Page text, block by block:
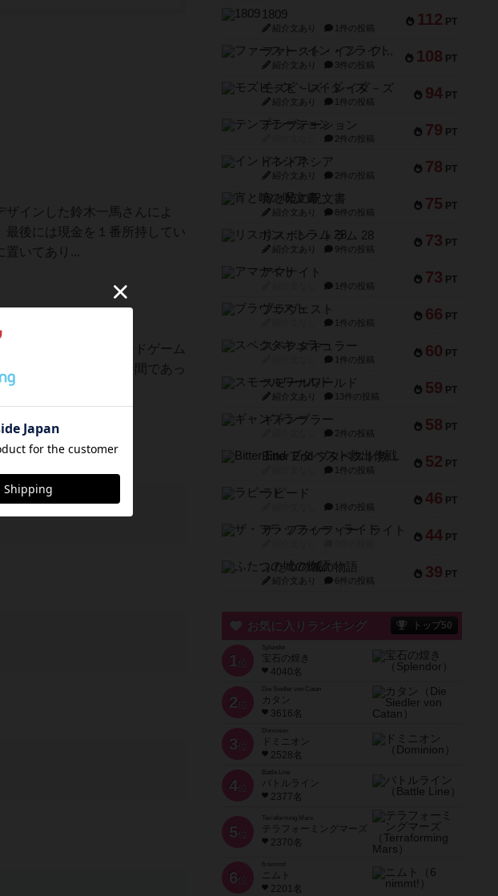
インした鈴木一馬さんによ
最後には現金を１番所持してい
置いてあり...
コンポーネントボードゲーム
ストもそこそこの時間であっ
スは9...
112 PT
1809
紹介文あり 1件の投稿
108 PT
ファースト・イン・フライト
紹介文あり 3件の投稿
94 PT
モズビ－ズ・レイダ－ズ
紹介文あり 1件の投稿
79 PT
テンプテーション
2件の投稿
78 PT
インドネシア
紹介文あり 2件の投稿
75 PT
宵と暁の呪文書
紹介文あり 8件の投稿
73 PT
リスボン・トラム 28
紹介文あり 9件の投稿
73 PT
アマナイト
1件の投稿
66 PT
ブラヴェスト
1件の投稿
60 PT
スペクタキュラー
1件の投稿
59 PT
スモールワールド
紹介文あり 13件の投稿
58 PT
ギャンブラー
2件の投稿
52 PT
Bitter End ブタペスト救出作戦
1件の投稿
46 PT
ラピード
1件の投稿
44 PT
ザ・フラッフィー・ライト
39 PT
ふたつの城の物語
紹介文あり 6件の投稿
お気に入りランキング トップ50
1 位
宝石の煌き
4040名
2 位
Die Siedler von Catan
カタン
3616名
3 位
ドミニオン
2528名
4位
Battle Line
バトルライン
2377名
5 位
Terraforming Mars
テラフォーミングマーズ
2370名
6 位
ニムト
2201名